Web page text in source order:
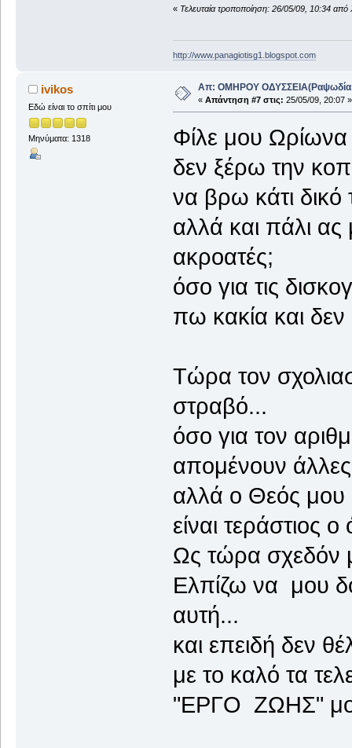
« Τελευταία τροποποίηση: 26/05/09, 10:34
http://www.panagiotisg1.blogspot.com
ivikos
Εδώ είναι το σπίτι μου
Μηνύματα: 1318
Απ: ΟΜΗΡΟΥ ΟΔΥΣΣΕΙΑ(Ραψωδία
« Απάντηση #7 στις: 25/05/09, 20:07 »
Φίλε μου Ωρίωνα
δεν ξέρω την
να βρω κάτι δικό
αλλά και πάλι
ακροατές;
όσο για τις
πω κακία και
Τώρα τον
στραβό...
όσο για τον
απομένουν
αλλά ο Θεός μου
είναι τεράστιος
Ως τώρα σχεδόν
Ελπίζω να μου
αυτή...
και επειδή δεν
με το καλό τα
"ΕΡΓΟ ΖΩΗΣ"